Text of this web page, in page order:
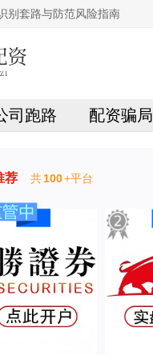
别套路与防范风险指南
司跑路 配资骗局
荐 共100+平台